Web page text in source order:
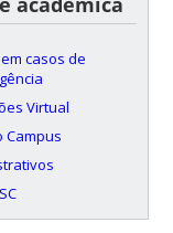
casos de
Virtual
Campus